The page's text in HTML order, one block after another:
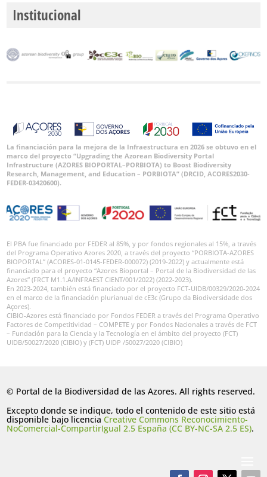
Institucional
La financiación para la mejora de la Infraestructura en 2026 se obtuvo en el
marco del proyecto “Upgrading the Azorean Biodiversity Portal
Infrastructure (AZORES BIOPORTAL–PORBIOTA) to Boost Biodiversity
Research, Management, and Education – PORBIOTA” (DRCID, ACORES2030-
FEDER-03420600).
El PBA fue financiado por FEDER al 85%, y por fondos regionales al 15%, a través
del Programa Operativo Azores 2020, a través del proyecto “PORBIOTA-AZORES
BIOPORTAL” (ACORES-01-0145-FEDER-000072) (2019-2022) y actualmente está
financiado para el proyecto “Azores Bioportal – Portal de la Biodiversidad de las
Azores” (FRCT M1.1.A/INFRAEST CIENT/001/2022) (2022-2023).
En 2023-2024, también está financiado por el proyecto FCT-UIDB/00329/2020-2024
en el marco de la financiación plurianual de cE3c (Grupo da Biodiversidade dos
Açores).
CIBIO-Azores está financiado por Fondos FEDER a través del Programa Operativo
Factores de Competitividad – COMPETE y por Fondos Nacionales a través de FCT
– Fundación para la Ciencia y la Tecnología en el ámbito del proyecto (FCT)
UIDB/50027/2020 (CIBIO) y (FCT) UIDP /50027/2020 (CIBIO)
© Portal de la Biodiversidad de las Azores. All rights reserved.
Excepto donde se indique, todo el contenido de este sitio está
disponible bajo licenciaCreative Commons Reconocimiento-
NoComercial-CompartirIgual 2.5 España (CC BY-NC-SA 2.5 ES).